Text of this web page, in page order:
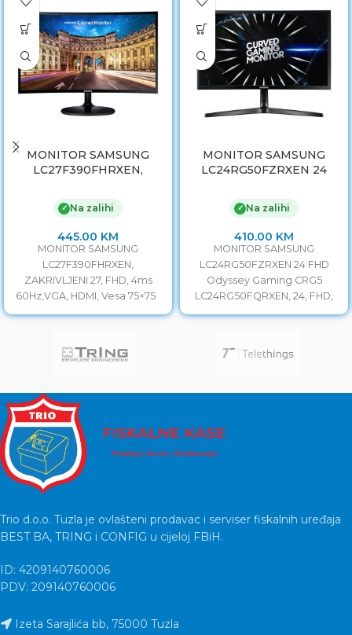
MONITOR SAMSUNG
LC27F390FHRXEN,
4ms 60Hz,VGA, HDMI,
Vesa 75×75
✓ Na zalihi
445.00 KM
MONITOR SAMSUNG
LC27F390FHRXEN,
ZAKRIVLJENI 27, FHD, 4ms
60Hz,VGA, HDMI, Vesa 75×75
Veličina monitora 27” Vrijeme
MONITOR SAMSUNG
LC24RG50FZRXEN 24
CRG5 LC24RG50FQRXEN,
24, FHD, 4ms 144Hz, DP,
2xHDMI, Vesa 75×75
✓ Na zalihi
410.00 KM
MONITOR SAMSUNG
LC24RG50FZRXEN 24 FHD
Odyssey Gaming CRG5
LC24RG50FQRXEN, 24, FHD,
4ms 144Hz, DP, 2xHDMI, Vesa
Trio d.o.o. Tuzla je ovlašteni prodavac i serviser fiskalnih uređaja
BEST BA, TRING i CONFIG u cijeloj FBiH.
ID: 4209140760006
PDV: 209140760006
Izeta Sarajlića bb, 75000 Tuzla